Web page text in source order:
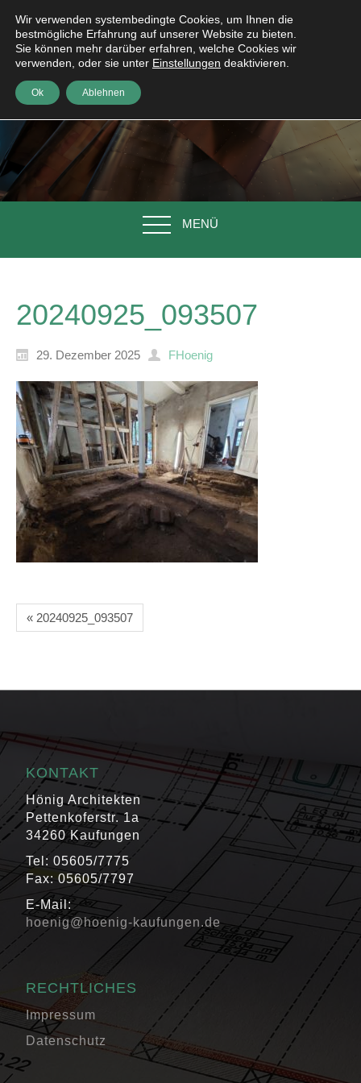
MENÜ
20240925_093507
29. Dezember 2025 FHoenig
« 20240925_093507
KONTAKT
Hönig Architekten
Pettenkoferstr. 1a
34260 Kaufungen
Tel: 05605/7775
Fax: 05605/7797
E-Mail:
hoenig@hoenig-kaufungen.de
RECHTLICHES
Impressum
Datenschutz
Wir verwenden systembedingte Cookies, um Ihnen die
bestmögliche Erfahrung auf unserer Website zu bieten.
Sie können mehr darüber erfahren, welche Cookies wir
verwenden, oder sie unter Einstellungen deaktivieren.
Ok Ablehnen